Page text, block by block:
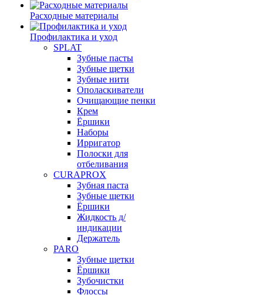
Расходные материалы
Профилактика и уход
SPLAT
Зубные пасты
Зубные щетки
Зубные нити
Ополаскиватели
Очищающие пенки
Крем
Ёршики
Наборы
Ирригатор
Полоски для
отбеливания
CURAPROX
Зубная паста
Зубные щетки
Ёршики
Жидкость д/
индикации
Держатель
PARO
Зубные щетки
Ёршики
Зубочистки
Флоссы